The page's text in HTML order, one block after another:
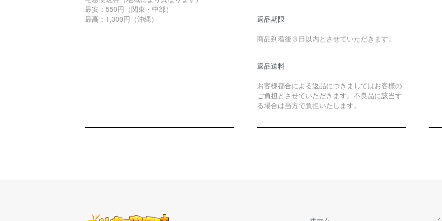
最安：550円（関東・中部）
最高：1,300円（沖縄）
返品期限
商品到着後３日以内とさせていただきます。
返品送料
お客様都合による返品につきましてはお客様の
ご負担とさせていただきます。不良品に該当す
る場合は当方で負担いたします。